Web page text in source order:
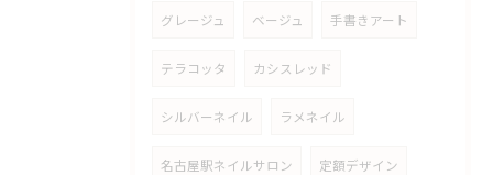
グレージュ ベージュ 手書きアート
テラコッタ カシスレッド
シルバーネイル ラメネイル
名古屋駅ネイルサロン 定額デザイン